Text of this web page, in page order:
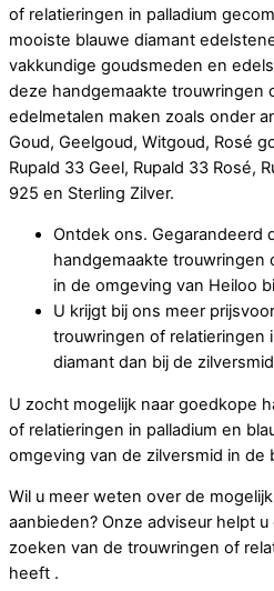
of relatieringen in palladium
mooiste blauwe diamant
vakkundige goudsmeden en
deze handgemaakte trouwringen
edelmetalen maken zoals onder
Goud, Geelgoud, Witgoud, Rosé
Rupald 33 Geel, Rupald 33 Rosé,
925 en Sterling Zilver.
Ontdek ons. Gegarandeerd
handgemaakte trouwringen
in de omgeving van Heiloo
U krijgt bij ons meer
trouwringen of relatieringen
diamant dan bij de
U zocht mogelijk naar goedkope
of relatieringen in palladium en
omgeving van de zilversmid in de
Wil u meer weten over de
aanbieden? Onze adviseur helpt
zoeken van de trouwringen of
heeft .